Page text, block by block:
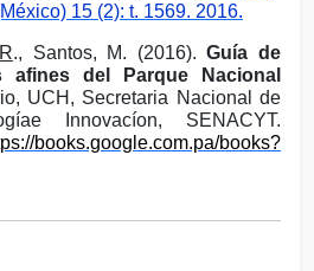
15 (2): t. 1569. 2016.
., Santos, M. (2016).Guía de
afines del Parque Nacional
UCH, Secretaria Nacional de
Innovacíon, SENACYT.
books.google.com.pa/books?